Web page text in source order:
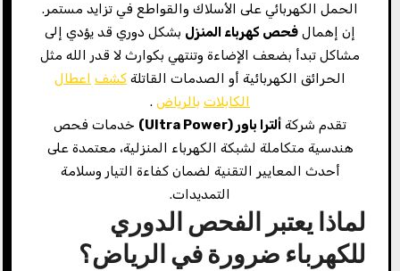
الحمل الكهربائي على الأسلاك والقواطع في تزايد مستمر.
إن إهمال فحص كهرباء المنزل بشكل دوري قد يؤدي إلى
مشاكل تبدأ بضعف الإضاءة وتنتهي بكوارث لا قدر الله مثل
الحرائق الكهربائية أو الصدمات القاتلة كشف اعطال
الكابلات بالرياض .
تقدم شركة ألترا باور (Ultra Power)
خدمات فحص
هندسية متكاملة لشبكة الكهرباء المنزلية، معتمدة على
أحدث المعايير التقنية لضمان كفاءة التيار وسلامة
التمديدات.
لماذا يعتبر الفحص الدوري
للكهرباء ضرورة في الرياض؟